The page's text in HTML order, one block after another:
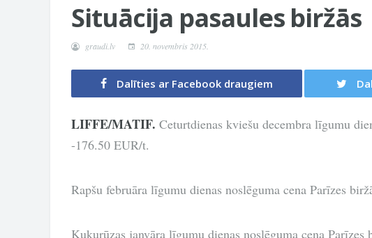
Situācija pasaules biržās
graudi.lv 20. novembris 2015.
Dalīties ar Facebook draugiem
LIFFE/MATIF. Ceturtdienas kviešu decembra līgumu
-176.50 EUR/t.
Rapšu februāra līgumu dienas noslēguma cena Parīzes
Kukurūzas janvāra līgumu dienas noslēguma cena